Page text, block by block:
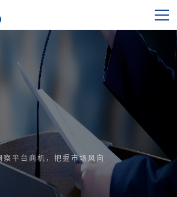
察平台商机，把握市场风向